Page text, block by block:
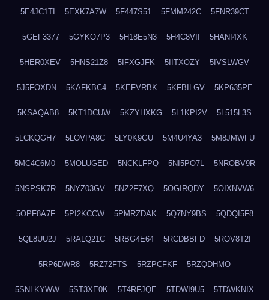
5E4JC1TI 5EXK7A7W 5F447S51 5FMM242C 5FNR39CT
5GEF3377 5GYKO7P3 5H18E5N3 5H4C8VII 5HANI4XK
5HER0XEV 5HNS21Z8 5IFXGJFK 5IITXOZY 5IVSLWGV
5J5FOXDN 5KAFKBC4 5KEFVRBK 5KFBILGV 5KP635PE
5KSAQAB8 5KT1DCUW 5KZYHXKG 5L1KPI2V 5L515L3S
5LCKQGH7 5LOVPA8C 5LY0K9GU 5M4U4YA3 5M8JMWFU
5MC4C6M0 5MOLUGED 5NCKLFPQ 5NI5PO7L 5NROBV9R
5NSPSK7R 5NYZ03GV 5NZ2F7XQ 5OGIRQDY 5OIXNVW6
5OPF8A7F 5PI2KCCW 5PMRZDAK 5Q7NY9BS 5QDQI5F8
5QL8UU2J 5RALQ21C 5RBG4E64 5RCDBBFD 5ROV8T2I
5RP6DWR8 5RZ72FTS 5RZPCFKF 5RZQDHMO
5SNLKYWW 5ST3XE0K 5T4RFJQE 5TDWI9U5 5TDWKNIX